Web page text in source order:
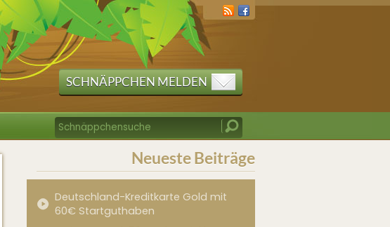
SCHNÄPPCHEN MELDEN
Neueste Beiträge
Deutschland-Kreditkarte Gold mit
60€ Startguthaben